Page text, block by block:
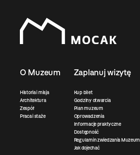
O Muzeum
Historia i misja
Architektura
Zespół
Praca i staże
Zaplanuj wizytę
Kup bilet
Godziny otwarcia
Plan muzeum
Oprowadzenia
Informacje praktyczne
Dostępność
Regulamin zwiedzania Muzeum
Jak dojechać